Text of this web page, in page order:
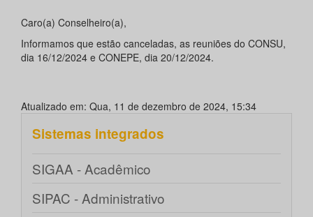
Caro(a) Conselheiro(a),
Informamos que estão canceladas, as reuniões do CONSU,
dia 16/12/2024 e CONEPE, dia 20/12/2024.
Atualizado em: Qua, 11 de dezembro de 2024, 15:34
Sistemas integrados
SIGAA - Acadêmico
SIPAC - Administrativo